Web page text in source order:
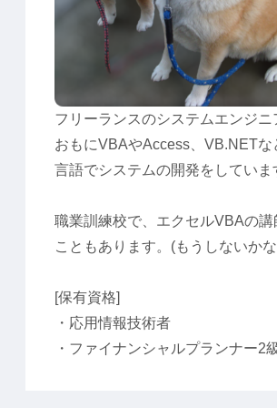
フリーランスのシステムエンジニ
おもにVBAやAccess、VB.NETな
言語でシステムの開発をしていま
職業訓練校で、エクセルVBAの講
こともあります。(もうしないか
[保有資格]
・応用情報技術者
・ファイナンシャルプランナー2